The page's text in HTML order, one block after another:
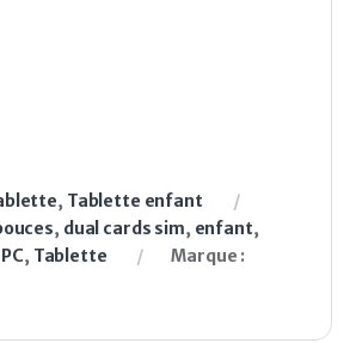
, Tablette enfant
, dual cards sim, enfant,
PC, Tablette
Marque :